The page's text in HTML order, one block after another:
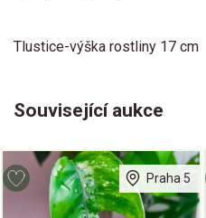
Tlustice-výška rostliny 17 cm
Související aukce
Praha 5